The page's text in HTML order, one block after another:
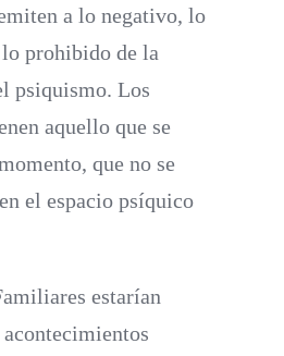
a lo negativo, lo
prohibido de la
psiquismo. Los
aquello que se
que no se
el espacio psíquico
estarían